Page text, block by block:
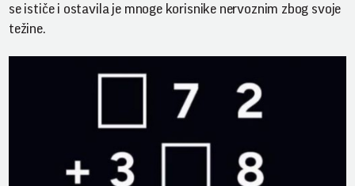
se ističe i ostavila je mnoge korisnike nervoznim zbog svoje
težine.